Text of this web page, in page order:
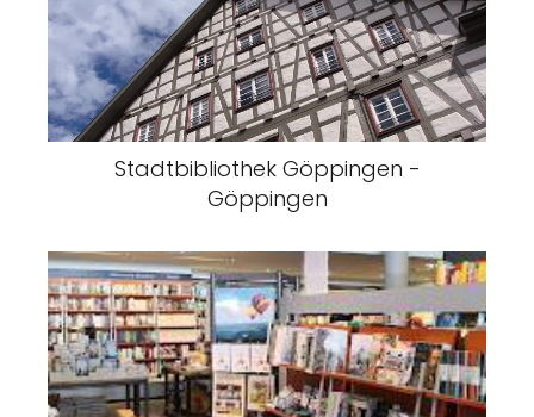
Stadtbibliothek Göppingen -
Göppingen